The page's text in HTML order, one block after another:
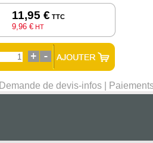
11,95 € TTC
9,96 € HT
Demande de devis-infos